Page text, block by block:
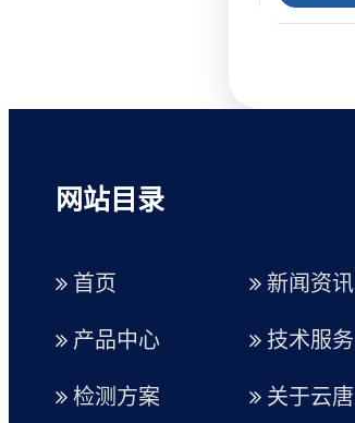
网站目录
首页
产品中心
检测方案
新闻资讯
技术服务
关于云唐